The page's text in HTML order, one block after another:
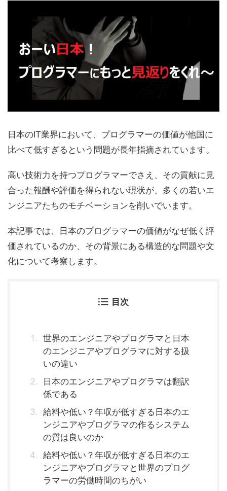
日本のIT業界において、プログラマーの価値が他国に
比べて低すぎるという問題が長年指摘されています。
高い技術力を持つプログラマーでさえ、その貢献に見
合った報酬や評価を得られない現状が、多くの若いエ
ンジニアたちのモチベーションを削いでいます。
本記事では、日本のプログラマーの価値がなぜ低く評
価されているのか、その背景にある構造的な問題や文
化について考察します。
目次
世界のエンジニアやプログラマと日本
のエンジニアやプログラマに対する扱
いの違い
日本のエンジニアやプログラマは翻訳
係である
給料や低い？年収が低すぎる日本のエ
ンジニアやプログラマの作るシステム
の質は良いのか
給料や低い？年収が低すぎる日本のエ
ンジニアやプログラマと世界のプログ
ラマーの労働時間のちがい